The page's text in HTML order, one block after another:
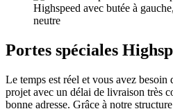
Portes spéciales
Le temps est réel et vous avez
projet avec un délai de livraison très
bonne adresse. Grâce à notre